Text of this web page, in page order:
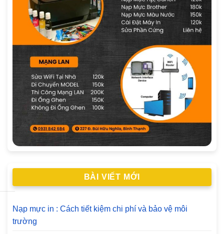
BÀI VIẾT MỚI
Nạp mực in : Cách tiết kiệm chi phí và bảo vệ môi
trường